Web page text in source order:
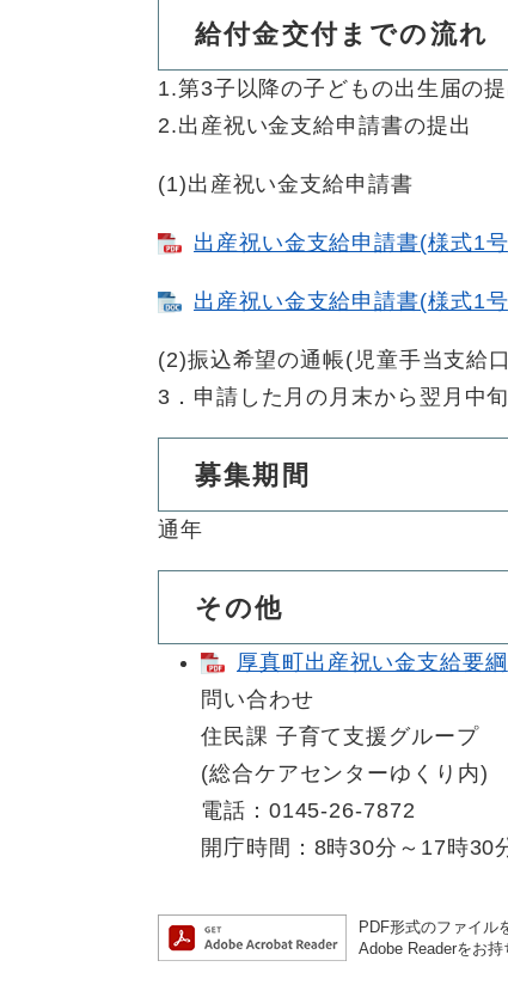
給付金交付までの流れ
1.第3子以降の子どもの出生届の提
2.出産祝い金支給申請書の提出
(1)出産祝い金支給申請書
出産祝い金支給申請書(様式1
出産祝い金支給申請書(様式1
(2)振込希望の通帳(児童手当支給
3．申請した月の月末から翌月中
募集期間
通年
その他
厚真町出産祝い金支給要綱
問い合わせ
住民課 子育て支援グループ
(総合ケアセンターゆくり内)
電話：0145-26-7872
開庁時間：8時30分～17時30
PDF形式のファイル
Adobe Readerをお